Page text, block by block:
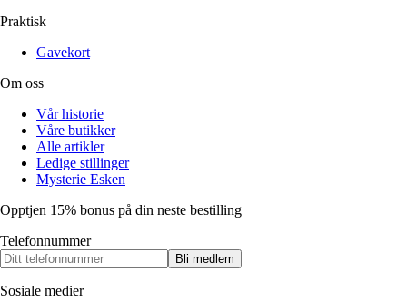
Praktisk
Gavekort
Om oss
Vår historie
Våre butikker
Alle artikler
Ledige stillinger
Mysterie Esken
Opptjen 15% bonus på din neste bestilling
Telefonnummer
Bli medlem
Sosiale medier